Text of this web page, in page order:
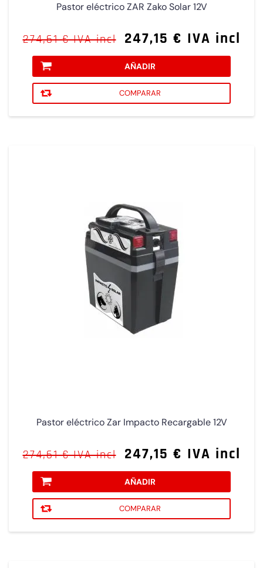
Pastor eléctrico ZAR Zako Solar 12V
274,61 € IVA incl 247,15 € IVA incl
AÑADIR
COMPARAR
Pastor eléctrico Zar Impacto Recargable 12V
274,61 € IVA incl 247,15 € IVA incl
AÑADIR
COMPARAR